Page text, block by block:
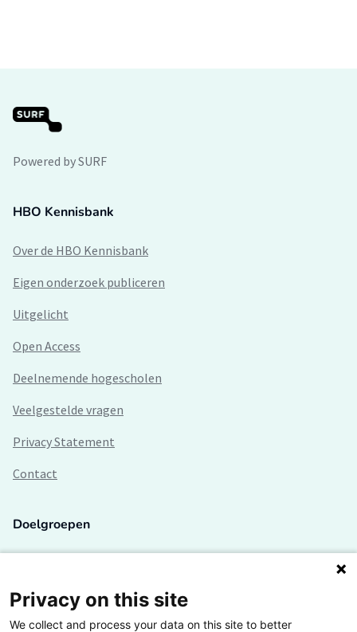
Powered by SURF
HBO Kennisbank
Over de HBO Kennisbank
Eigen onderzoek publiceren
Uitgelicht
Open Access
Deelnemende hogescholen
Veelgestelde vragen
Privacy Statement
Contact
Doelgroepen
Lectoren en onderzoekers
Bedrijven
Privacy on this site
We collect and process your data on this site to better